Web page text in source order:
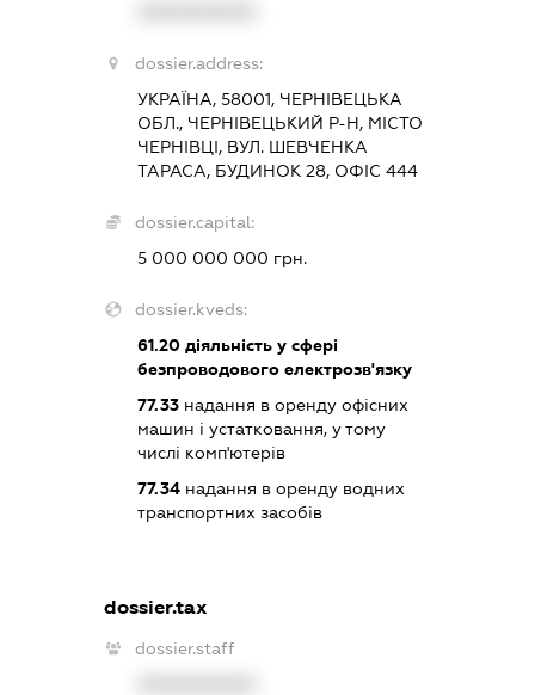
dossier.address:
УКРАЇНА, 58001, ЧЕРНІВЕЦЬКА
ОБЛ., ЧЕРНІВЕЦЬКИЙ Р-Н, МІСТО
ЧЕРНІВЦІ, ВУЛ. ШЕВЧЕНКА
ТАРАСА, БУДИНОК 28, ОФІС 444
dossier.capital:
5 000 000 000 грн.
dossier.kveds:
61.20діяльність у сфері
безпроводового електрозв'язку
77.33надання в оренду офісних
машин і устатковання, у тому
числі комп'ютерів
77.34надання в оренду водних
транспортних засобів
dossier.tax
dossier.staff